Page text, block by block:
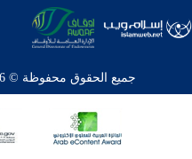
جميع الحقوق محفوظة © 2026 - 1998 لشبكة إسلام ويب